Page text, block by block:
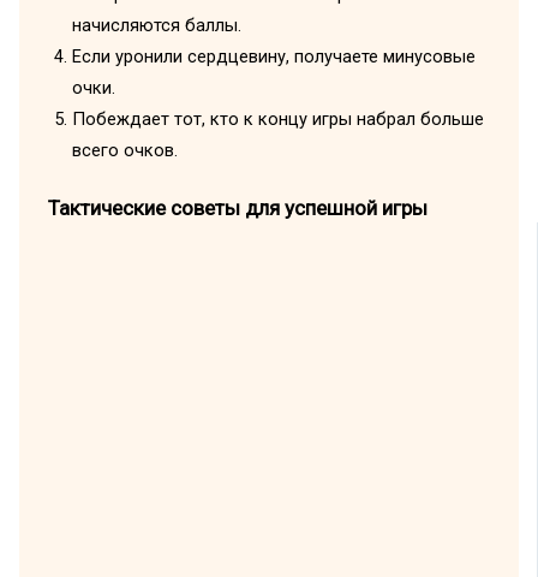
начисляются баллы.
Если уронили сердцевину, получаете минусовые
очки.
Побеждает тот, кто к концу игры набрал больше
всего очков.
Тактические советы для успешной игры